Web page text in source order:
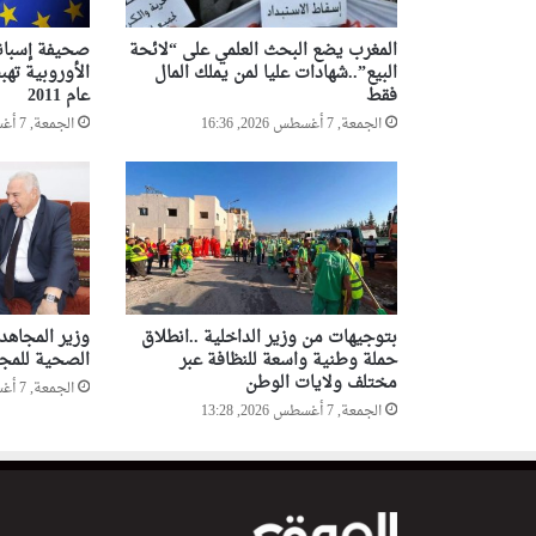
المغرب يضع البحث العلمي على “لائحة
البيع”..شهادات عليا لمن يملك المال
فقط
الجمعة, 7 أغسطس 2026, 16:36
صحيفة
الأوروبية
عام 2011
الجمعة, 7 أغسطس 2026, 16:10
بتوجيهات من وزير الداخلية ..انطلاق
حملة وطنية واسعة للنظافة عبر
مختلف ولايات الوطن
الجمعة, 7 أغسطس 2026, 13:28
وزير
الصحية
الجمعة, 7 أغسطس 2026, 12:06